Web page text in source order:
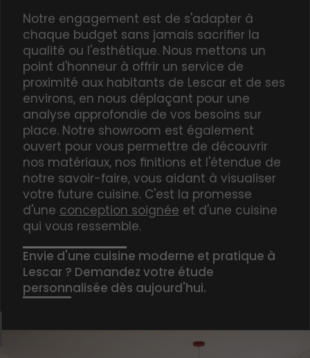
Notre engagement est de s'adapter à
chaque budget sans jamais sacrifier la
qualité ou l'esthétique. Nous mettons un
point d'honneur à offrir un service de
proximité aux habitants de Lescar et de ses
environs, en nous déplaçant pour une
analyse approfondie de vos besoins sur
place. Notre showroom est également
ouvert pour vous permettre de découvrir
nos matériaux, nos finitions et l'étendue de
notre savoir-faire, vous aidant à visualiser
votre future cuisine. C'est la promesse
d'une conception soignée et d'une cuisine
qui vous ressemble.
Envie d'une cuisine moderne et pratique à
Lescar ? Demandez votre étude
personnalisée dès aujourd'hui.